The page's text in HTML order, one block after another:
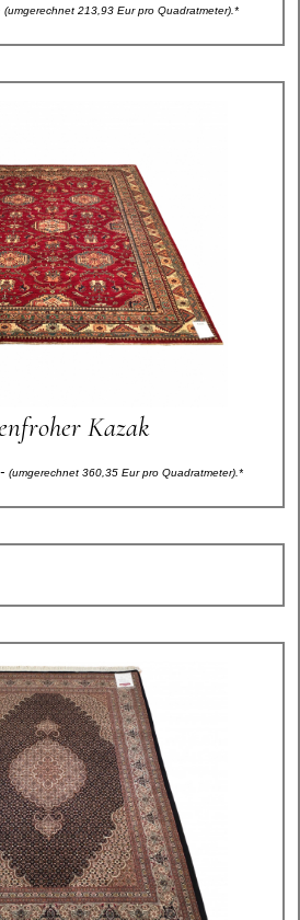
(umgerechnet 213,93 Eur pro Quadratmeter).*
Kazak
(umgerechnet 360,35 Eur pro Quadratmeter).*